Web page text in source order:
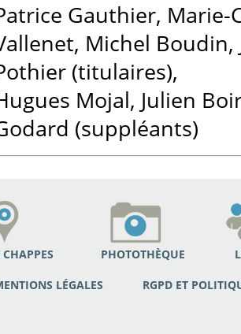
Gauthier, Marie-
Michel Boudin,
(titulaires),
Mojal, Julien
(suppléants)
PHOTOTHÈQUE
LÉGALES RGPD ET